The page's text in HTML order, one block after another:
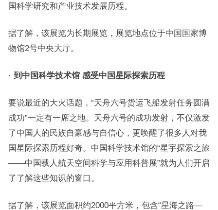
国科学研究和产业技术发展历程。
据了解，该展览为长期展览，展览地点位于中国国家博
物馆2号中央大厅。
· 到中国科学技术馆 感受中国星际探索历程
要说最近的大火话题，“天舟六号货运飞船发射任务圆满
成功”一定有一席之地。天舟六号的成功发射，不仅激发
了中国人的民族自豪感与自信心，更唤醒了很多人对我
国星际探索历程好奇。中国科学技术馆的“星宇探索之旅
——中国载人航天空间科学与应用科普展”就为人们开启
了了解这些知识的窗口。
据了解，该展览面积约2000平方米，包含“星海之路—